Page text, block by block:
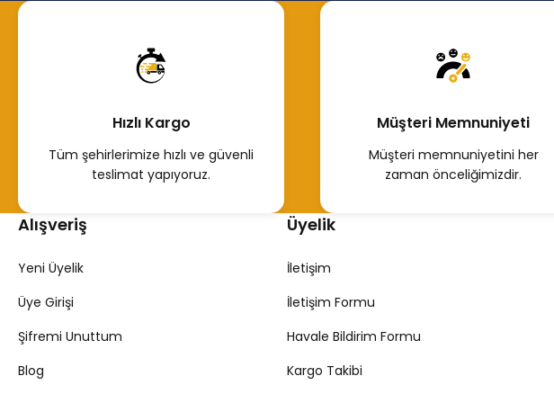
Hemen İncele
2.000,00 TL
Hemen İncele
Hızlı Kargo
Tüm şehirlerimize hızlı ve güvenli
teslimat yapıyoruz.
Müşteri Memnuniyeti
Müşteri memnuniyetini her
zaman önceliğimizdir.
Alışveriş
Yeni Üyelik
Üye Girişi
Şifremi Unuttum
Blog
Üyelik
İletişim
İletişim Formu
Havale Bildirim Formu
Kargo Takibi